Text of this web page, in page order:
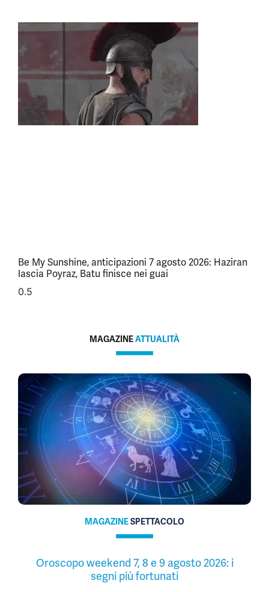
Be My Sunshine, anticipazioni 7 agosto 2026: Haziran
lascia Poyraz, Batu finisce nei guai
MAGAZINEATTUALITÀ
MAGAZINESPETTACOLO
Oroscopo weekend 7, 8 e 9 agosto 2026: i
segni più fortunati